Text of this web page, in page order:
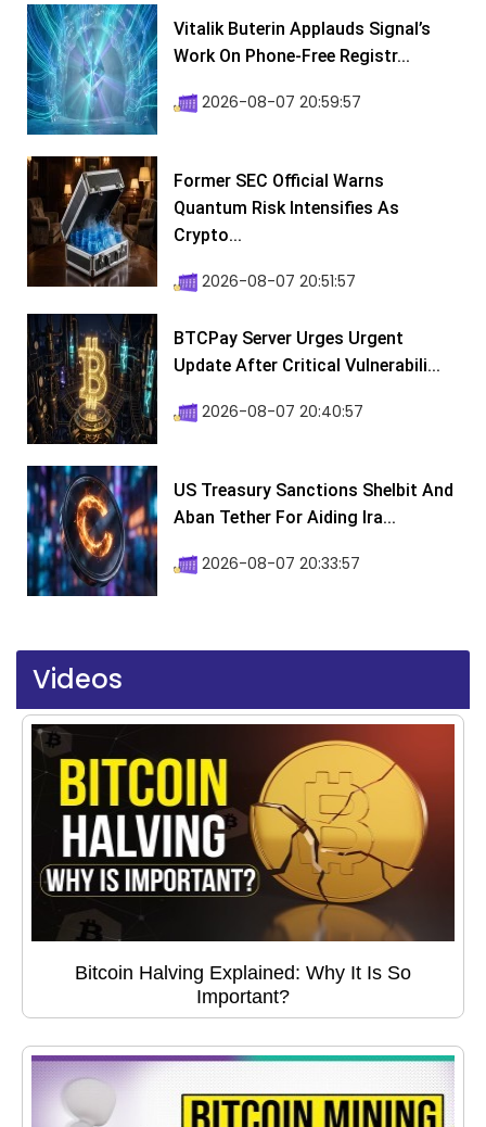
Vitalik Buterin Applauds Signal’s
Work On Phone-Free Registr...
2026-08-07 20:59:57
Former SEC Official Warns
Quantum Risk Intensifies As
Crypto...
2026-08-07 20:51:57
BTCPay Server Urges Urgent
Update After Critical Vulnerabili...
2026-08-07 20:40:57
US Treasury Sanctions Shelbit And
Aban Tether For Aiding Ira...
2026-08-07 20:33:57
Videos
Bitcoin Halving Explained: Why It Is So
Important?